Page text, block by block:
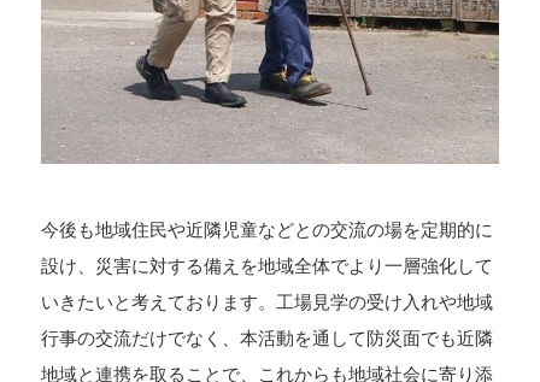
今後も地域住民や近隣児童などとの交流の場を定期的に
設け、災害に対する備えを地域全体でより一層強化して
いきたいと考えております。工場見学の受け入れや地域
行事の交流だけでなく、本活動を通して防災面でも近隣
地域と連携を取ることで、これからも地域社会に寄り添